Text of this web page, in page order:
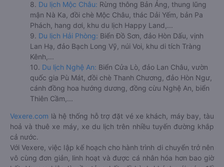
8. Du lịch Mộc Châu: Rừng thông Bản Áng, thung lũng
mận Nà Ka, đồi chè Mộc Châu, thác Dải Yếm, bản Pa
Phách, hang dơi, khu du lịch Happy Land,...
9. Du lịch Hải Phòng: Biển Đồ Sơn, đảo Hòn Dấu, vịnh
Lan Hạ, đảo Bạch Long Vỹ, núi Voi, khu di tích Tràng
Kênh,...
10. Du lịch Nghệ An: Biển Cửa Lò, đảo Lan Châu, vườn
quốc gia Pù Mát, đồi chè Thanh Chương, đảo Hòn Ngư,
cánh đồng hoa hướng dương, đồng cừu Nghệ An, biển
Thiên Cầm,...
Vexere.com là hệ thống hỗ trợ đặt vé xe khách, máy bay, tàu
hoả và thuê xe máy, xe du lịch trên nhiều tuyến đường khắp
cả nước.
Với Vexere, việc lập kế hoạch cho hành trình di chuyển trở nên
vô cùng đơn giản, linh hoạt và được cá nhân hóa hơn bao giờ